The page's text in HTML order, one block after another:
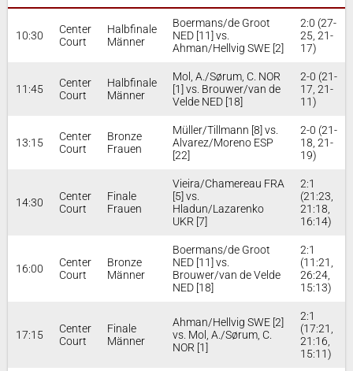
10:30
Center
Court
Halbfinale
Männer
Boermans/de Groot
NED [11] vs.
Ahman/Hellvig SWE [2]
2:0 (27-
25, 21-
17)
11:45
Center
Court
Halbfinale
Männer
Mol, A./Sørum, C. NOR
[1] vs. Brouwer/van de
Velde NED [18]
2-0 (21-
17, 21-
11)
13:15
Center
Court
Bronze
Frauen
Müller/Tillmann [8] vs.
Alvarez/Moreno ESP
[22]
2-0 (21-
18, 21-
19)
14:30
Center
Court
Finale
Frauen
Vieira/Chamereau FRA
[5] vs.
Hladun/Lazarenko
UKR [7]
2:1
(21:23,
21:18,
16:14)
16:00
Center
Court
Bronze
Männer
Boermans/de Groot
NED [11] vs.
Brouwer/van de Velde
NED [18]
2:1
(11:21,
26:24,
15:13)
17:15
Center
Court
Finale
Männer
Ahman/Hellvig SWE [2]
vs. Mol, A./Sørum, C.
NOR [1]
2:1
(17:21,
21:16,
15:11)